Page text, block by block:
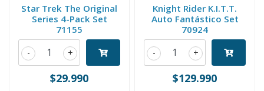
Star Trek The Original
Series 4-Pack Set
71155
+
-
$29.990
Knight Rider K.I.T.T.
Auto Fantástico Set
70924
+
-
$129.990